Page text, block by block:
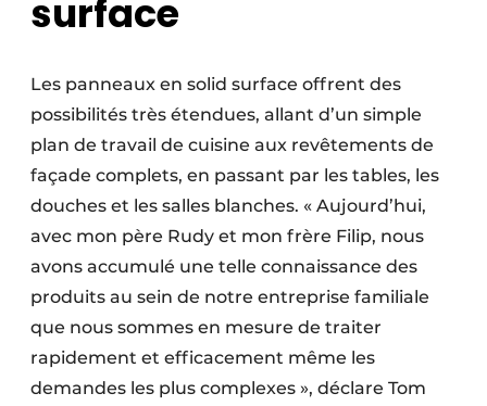
surface
Les panneaux en solid surface offrent des
possibilités très étendues, allant d’un simple
plan de travail de cuisine aux revêtements de
façade complets, en passant par les tables, les
douches et les salles blanches. « Aujourd’hui,
avec mon père Rudy et mon frère Filip, nous
avons accumulé une telle connaissance des
produits au sein de notre entreprise familiale
que nous sommes en mesure de traiter
rapidement et efficacement même les
demandes les plus complexes », déclare Tom